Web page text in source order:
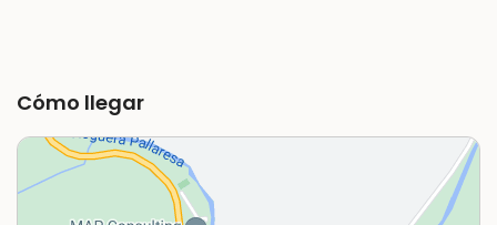
Cómo llegar